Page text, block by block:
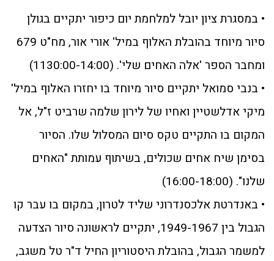
• במסגרת ציון יובל למלחמת יום כיפור יתקיים בגולן
סיור מיוחד בהובלת האלוף במיל' אורי אור, מח"ט 679
ומחבר הספר 'אלה האחים שלי'. (1130:00-14:00)
• בנבי סמואל יתקיים סיור מיוחד בו יחזרו האלוף במיל'
מיקי אדלשטיין ואחיו של לירון שלמה שרביט ז"ל, אל
המקום בו התקיים טקס סיום המסלול שלו. הסיור
בסימן שיח אחים שכולים, בשיתוף עמותת "האחים
שלנו". (16:00-18:00)
• באנדרטת אלכסנדרוני שליד לטרון, במקום בו עבר קו
הגבול בין 1949-1967, יתקיים לראשונה סיור הצדעה
למשמר הגבול, בהובלת היסטוריון החיל ד"ר טל משגב,